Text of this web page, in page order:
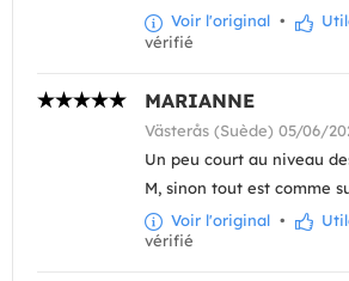
Voir l'original •
vérifié
MARIANNE
Västerås (Suède) 05/06/
Un peu court au niveau
M, sinon tout est comme
Voir l'original •
vérifié